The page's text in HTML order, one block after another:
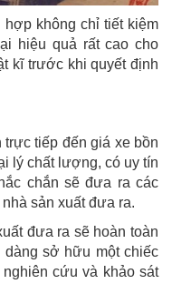
hợp không chỉ tiết kiệm
hiệu quả rất cao cho
kĩ trước khi quyết định
trực tiếp đến giá xe bồn
lý chất lượng, có uy tín
chắn sẽ đưa ra các
sản xuất đưa ra.
đưa ra sẽ hoàn toàn
sở hữu một chiếc
cứu và khảo sát